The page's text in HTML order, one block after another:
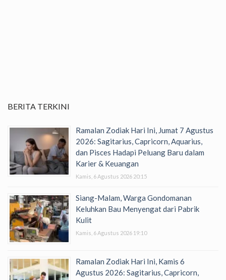
BERITA TERKINI
Ramalan Zodiak Hari Ini, Jumat 7 Agustus
2026: Sagitarius, Capricorn, Aquarius,
dan Pisces Hadapi Peluang Baru dalam
Karier & Keuangan
Kamis, 6 Agustus 2026 20:15
Siang-Malam, Warga Gondomanan
Keluhkan Bau Menyengat dari Pabrik
Kulit
Kamis, 6 Agustus 2026 19:10
Ramalan Zodiak Hari Ini, Kamis 6
Agustus 2026: Sagitarius, Capricorn,